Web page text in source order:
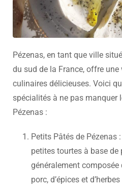
Pézenas, en tant que ville
du sud de la France, offre
culinaires délicieuses. Voici
spécialités à ne pas manquer
Pézenas :
Petits Pâtés de Pézenas
petites tourtes à base de
généralement composée
porc, d’épices et